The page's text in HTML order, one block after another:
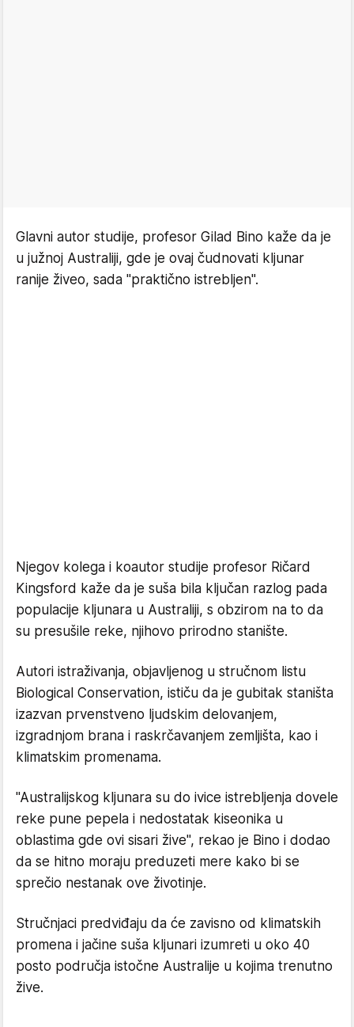
Glavni autor studije, profesor Gilad Bino kaže da je
u južnoj Australiji, gde je ovaj čudnovati kljunar
ranije živeo, sada "praktično istrebljen".
Njegov kolega i koautor studije profesor Ričard
Kingsford kaže da je suša bila ključan razlog pada
populacije kljunara u Australiji, s obzirom na to da
su presušile reke, njihovo prirodno stanište.
Autori istraživanja, objavljenog u stručnom listu
Biological Conservation, ističu da je gubitak staništa
izazvan prvenstveno ljudskim delovanjem,
izgradnjom brana i raskrčavanjem zemljišta, kao i
klimatskim promenama.
"Australijskog kljunara su do ivice istrebljenja dovele
reke pune pepela i nedostatak kiseonika u
oblastima gde ovi sisari žive", rekao je Bino i dodao
da se hitno moraju preduzeti mere kako bi se
sprečio nestanak ove životinje.
Stručnjaci predviđaju da će zavisno od klimatskih
promena i jačine suša kljunari izumreti u oko 40
posto područja istočne Australije u kojima trenutno
žive.